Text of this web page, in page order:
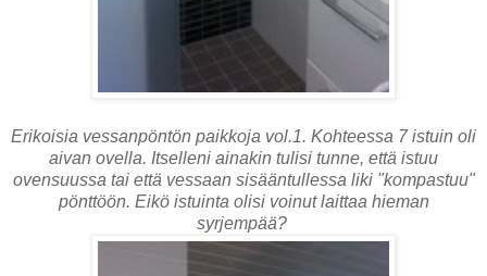
Erikoisia vessanpöntön paikkoja vol.1. Kohteessa 7 istuin oli
aivan ovella. Itselleni ainakin tulisi tunne, että istuu
ovensuussa tai että vessaan sisääntullessa liki "kompastuu"
pönttöön. Eikö istuinta olisi voinut laittaa hieman
syrjempää?